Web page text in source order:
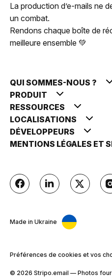
La production d’e-mails ne
un combat.
Rendons chaque boîte de
meilleure ensemble 💚
QUI SOMMES-NOUS ?
PRODUIT
RESSOURCES
LOCALISATIONS
DÉVELOPPEURS
MENTIONS LÉGALES ET
Made in Ukraine
Préférences de cookies et vos
© 2026 Stripо.email — Photos